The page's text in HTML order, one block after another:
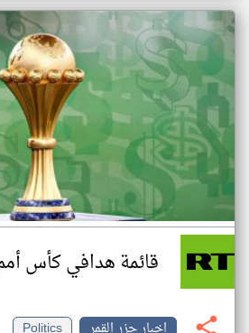
قائمة هدافي كأس أمم